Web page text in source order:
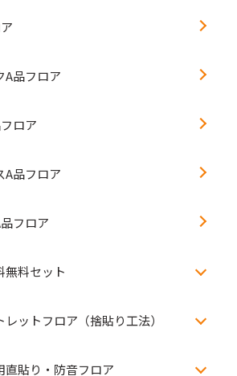
A品フロア
ロア
A品フロア
フロア
無料セット
ットフロア（捨貼り工法）
直貼り・防音フロア